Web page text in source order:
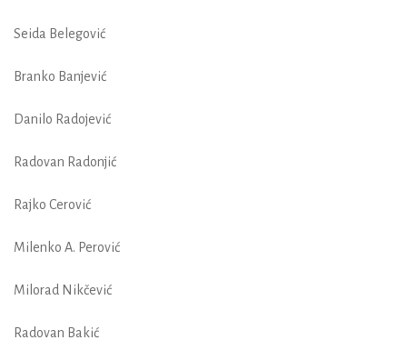
Seida Belegović
Branko Banjević
Danilo Radojević
Radovan Radonjić
Rajko Cerović
Milenko A. Perović
Milorad Nikčević
Radovan Bakić